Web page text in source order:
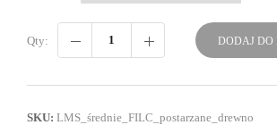
Qty: DODAJ DO
SKU: LMS_średnie_FILC_postarzane_drewno